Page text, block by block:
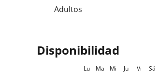
Adultos
Disponibilidad
Lu Ma Mi Ju Vi Sá